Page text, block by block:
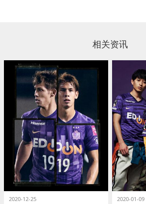
相关资讯
2020-12-25 2020-01-09